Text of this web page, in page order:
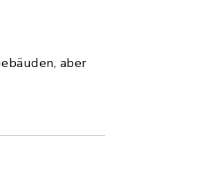
aber